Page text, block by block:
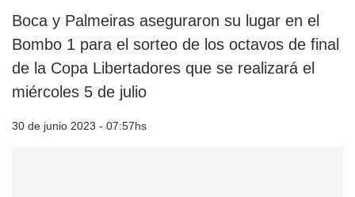
Boca y Palmeiras aseguraron su lugar en el
Bombo 1 para el sorteo de los octavos de final
de la Copa Libertadores que se realizará el
miércoles 5 de julio
30 de junio 2023 - 07:57hs